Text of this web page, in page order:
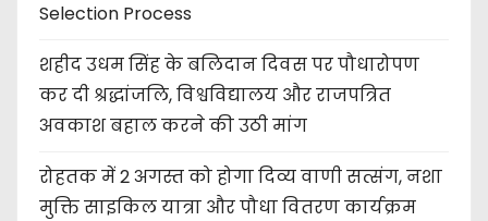
Selection Process
शहीद उधम सिंह के बलिदान दिवस पर पौधारोपण
कर दी श्रद्धांजलि, विश्वविद्यालय और राजपत्रित
अवकाश बहाल करने की उठी मांग
रोहतक में 2 अगस्त को होगा दिव्य वाणी सत्संग, नशा
मुक्ति साइकिल यात्रा और पौधा वितरण कार्यक्रम